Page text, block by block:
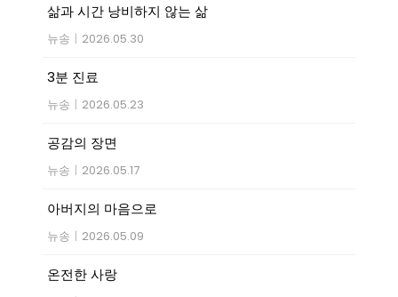
삶과 시간 낭비하지 않는 삶
뉴송 | 2026.05.30
3분 진료
뉴송 | 2026.05.23
공감의 장면
뉴송 | 2026.05.17
아버지의 마음으로
뉴송 | 2026.05.09
온전한 사랑